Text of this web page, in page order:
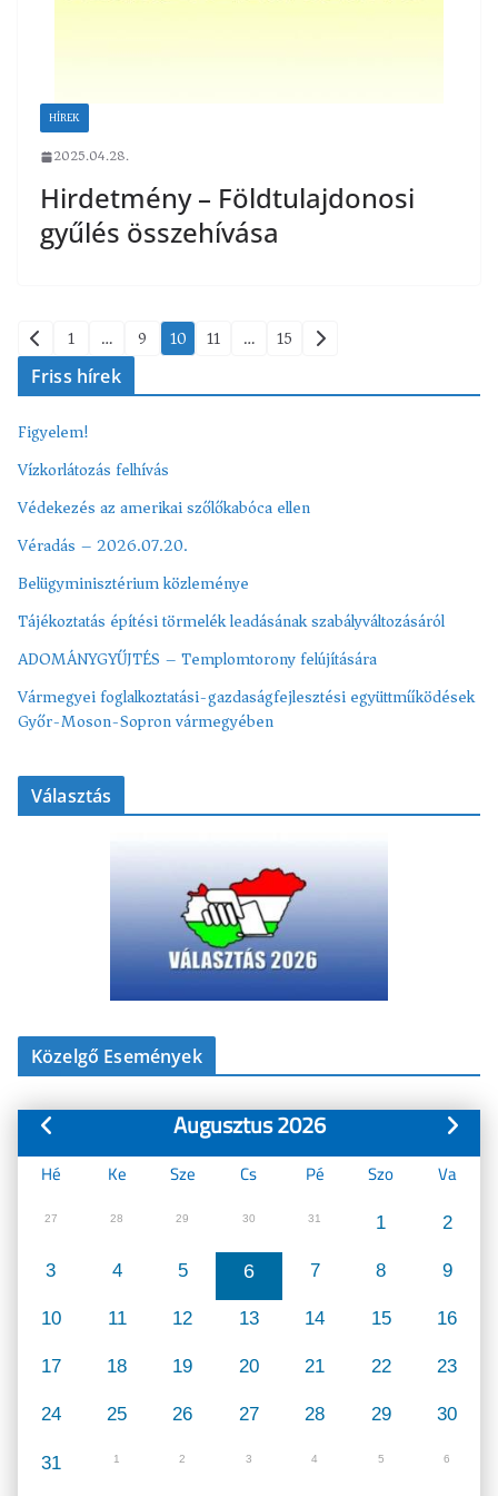
HÍREK
2025.04.28.
Hirdetmény – Földtulajdonosi
gyűlés összehívása
Bejegyzések
lapozása
1 … 9 10 11 … 15
Friss hírek
Figyelem!
Vízkorlátozás felhívás
Védekezés az amerikai szőlőkabóca ellen
Véradás – 2026.07.20.
Belügyminisztérium közleménye
Tájékoztatás építési törmelék leadásának szabályváltozásáról
ADOMÁNYGYŰJTÉS – Templomtorony felújítására
Vármegyei foglalkoztatási-gazdaságfejlesztési együttműködések
Győr-Moson-Sopron vármegyében
Választás
Közelgő Események
Augusztus 2026
Hé Ke Sze Cs Pé Szo Va
27 28 29 30 31 1 2
3 4 5 6 7 8 9
10 11 12 13 14 15 16
17 18 19 20 21 22 23
24 25 26 27 28 29 30
31 1 2 3 4 5 6